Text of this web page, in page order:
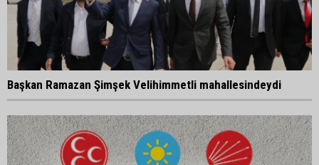
Başkan Ramazan Şimşek Velihimmetli mahallesindeydi